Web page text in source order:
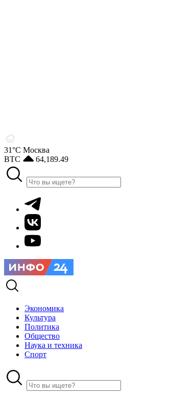
31°С Москва
BTC
64,189.49
Экономика
Культура
Политика
Общество
Наука и техника
Спорт